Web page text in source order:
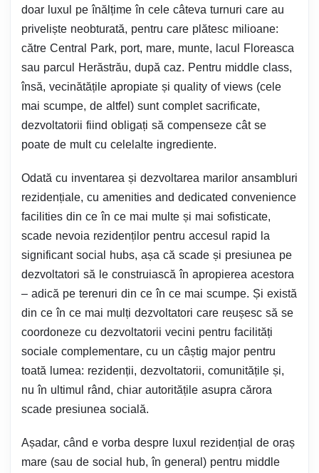
doar luxul pe înălțime în cele câteva turnuri care au
priveliște neobturată, pentru care plătesc milioane:
către Central Park, port, mare, munte, lacul Floreasca
sau parcul Herăstrău, după caz. Pentru middle class,
însă, vecinătățile apropiate și quality of views (cele
mai scumpe, de altfel) sunt complet sacrificate,
dezvoltatorii fiind obligați să compenseze cât se
poate de mult cu celelalte ingrediente.
Odată cu inventarea și dezvoltarea marilor ansambluri
rezidențiale, cu amenities and dedicated convenience
facilities din ce în ce mai multe și mai sofisticate,
scade nevoia rezidenților pentru accesul rapid la
significant social hubs, așa că scade și presiunea pe
dezvoltatori să le construiască în apropierea acestora
– adică pe terenuri din ce în ce mai scumpe. Și există
din ce în ce mai mulți dezvoltatori care reușesc să se
coordoneze cu dezvoltatorii vecini pentru facilități
sociale complementare, cu un câștig major pentru
toată lumea: rezidenții, dezvoltatorii, comunitățile și,
nu în ultimul rând, chiar autoritățile asupra cărora
scade presiunea socială.
Așadar, când e vorba despre luxul rezidențial de oraș
mare (sau de social hub, în general) pentru middle